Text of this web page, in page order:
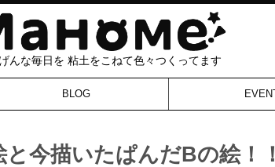
んな毎日を 粘土をこねて色々つくってます
BLOG
今描いたぱんだBの絵！